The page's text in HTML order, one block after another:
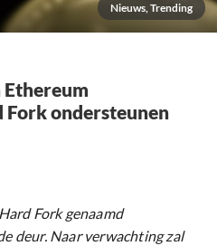
Nieuws, Trending
Ethereum
ondersteunen
Fork genaamd
deur. Naar verwachting zal